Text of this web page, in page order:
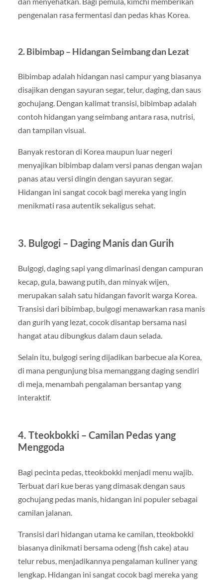
pengenalan rasa fermentasi dan pedas khas Korea.
2. Bibimbap – Hidangan Seimbang dan Lezat
Bibimbap adalah hidangan nasi campur yang biasanya
disajikan dengan sayuran segar, telur, daging, dan saus
gochujang. Dengan kalimat transisi, bibimbap adalah
contoh hidangan yang seimbang antara rasa, nutrisi,
dan tampilan visual.
Banyak restoran di Korea maupun luar negeri
menyajikan bibimbap dalam versi panas dengan wajan
panas atau versi dingin dengan sayuran segar.
Hidangan ini sangat cocok bagi mereka yang ingin
menikmati rasa autentik sekaligus sehat.
3. Bulgogi – Daging Manis dan Gurih
Bulgogi, daging sapi yang dimarinasi dengan campuran
kecap, gula, bawang putih, dan minyak wijen,
merupakan salah satu hidangan favorit warga Korea.
Transisi dari bibimbap, bulgogi menawarkan rasa manis
dan gurih yang lezat, cocok disantap bersama nasi
hangat atau dibungkus dalam daun selada.
Selain itu, bulgogi sering dijadikan barbecue ala Korea,
di mana pengunjung bisa memanggang daging sendiri
di meja, menambah pengalaman bersantap yang
interaktif.
4. Tteokbokki – Camilan Pedas yang
Menggoda
Bagi pecinta pedas, tteokbokki menjadi menu wajib.
Terbuat dari kue beras yang dimasak dengan saus
gochujang pedas manis, hidangan ini populer sebagai
camilan jalanan.
Transisi dari hidangan utama ke camilan, tteokbokki
biasanya dinikmati bersama odeng (fish cake) atau
telur rebus, menjadikannya pengalaman kuliner yang
lengkap. Hidangan ini sangat cocok bagi mereka yang